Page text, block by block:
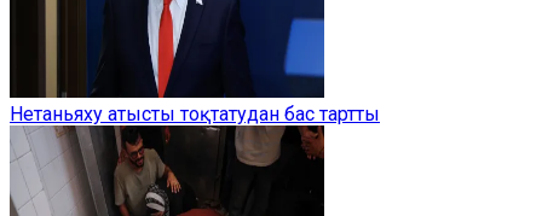
Нетаньяху атысты тоқтатудан бас тартты